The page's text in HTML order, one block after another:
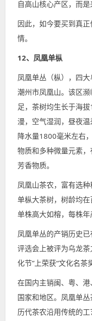
自高山核心产区，而是
因此，如今要买到真
情。
12、凤凰单枞
凤凰单丛（枞），四
潮州市凤凰山。该区
足，茶树均生长于海
漫，空气湿润，昼夜
降水量1800毫米左右
物质和多种微量元素
芳香物质。
凤凰山茶农，富有选
单枞大茶树，树龄均在
单株高大如榕，每株年
凤凰单丛的产销历史
评选会上被评为乌龙
化节”上荣获“文化名茶
在国内主销闽、粤、
国家和地区。凤凰单
历代茶农沿用传统的